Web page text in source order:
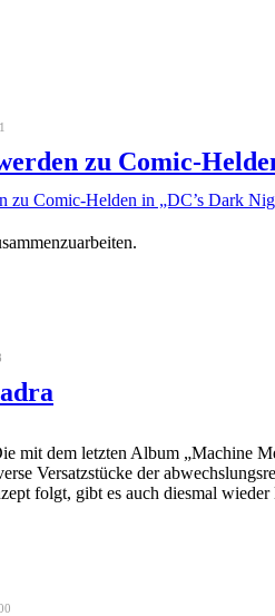
zu Comic-
mit dem letzten Album „Machine
Versatzstücke der
folgt, gibt es auch diesmal wieder